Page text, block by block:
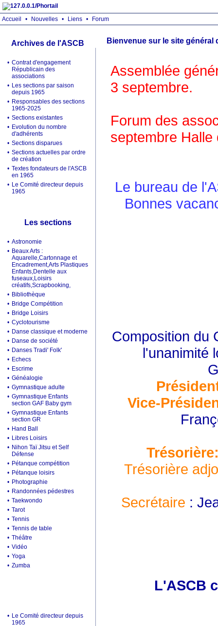
Accueil • Nouvelles • Liens • Forum
Archives de l'ASCB
• Contrat d'engagement
Républicain des
associations
• Les sections par saison
depuis 1965
• Responsables des sections
1965-2025
• Sections existantes
• Evolution du nombre
d'adhérents
• Sections disparues
• Sections actuelles par ordre
de création
• Textes fondateurs de l'ASCB
en 1965
• Le Comité directeur depuis
1965
Les sections
• Astronomie
• Beaux Arts :
Aquarelle,Cartonnage et
Encadrement,Arts Plastiques
Enfants,Dentelle aux
fuseaux,Loisirs
créatifs,Scrapbooking,
• Bibliothèque
• Bridge Compétition
• Bridge Loisirs
• Cyclotourisme
• Danse classique et moderne
• Danse de société
• Danses Tradi' Folk'
• Echecs
• Escrime
• Généalogie
• Gymnastique adulte
• Gymnastique Enfants
section GAF Baby gym
• Gymnastique Enfants
section GR
• Hand Ball
• Libres Loisirs
• Nihon Taï Jitsu et Self
Défense
• Pétanque compétition
• Pétanque loisirs
• Photographie
• Randonnées pédestres
• Taekwondo
• Tarot
• Tennis
• Tennis de table
• Théâtre
• Vidéo
• Yoga
• Zumba
• Le Comité directeur depuis
1965
Bienvenue sur le site général
Assemblée
3 septembre.
Forum des
septembre Halle
Le bureau de
Bonnes
Composition du
l'unanimité
Vice-
Trésorière
Secrétaire :
L'ASCB